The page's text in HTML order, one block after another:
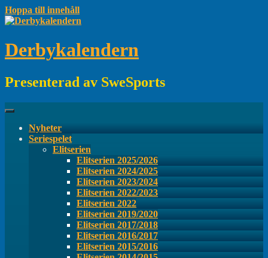
Hoppa till innehåll
Derbykalendern
Presenterad av SweSports
Nyheter
Seriespelet
Elitserien
Elitserien 2025/2026
Elitserien 2024/2025
Elitserien 2023/2024
Elitserien 2022/2023
Elitserien 2022
Elitserien 2019/2020
Elitserien 2017/2018
Elitserien 2016/2017
Elitserien 2015/2016